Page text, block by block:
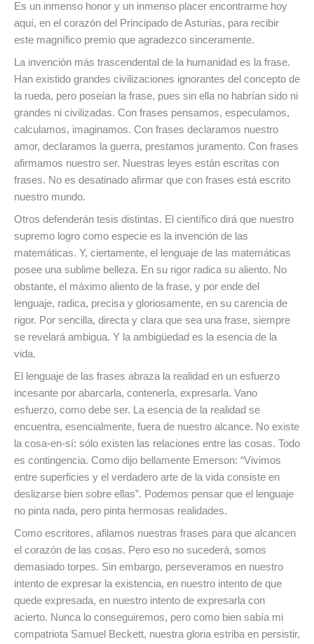
Es un inmenso honor y un inmenso placer encontrarme hoy
aquí, en el corazón del Principado de Asturias, para recibir
este magnífico premio que agradezco sinceramente.
La invención más trascendental de la humanidad es la frase.
Han existido grandes civilizaciones ignorantes del concepto de
la rueda, pero poseían la frase, pues sin ella no habrían sido ni
grandes ni civilizadas. Con frases pensamos, especulamos,
calculamos, imaginamos. Con frases declaramos nuestro
amor, declaramos la guerra, prestamos juramento. Con frases
afirmamos nuestro ser. Nuestras leyes están escritas con
frases. No es desatinado afirmar que con frases está escrito
nuestro mundo.
Otros defenderán tesis distintas. El científico dirá que nuestro
supremo logro como especie es la invención de las
matemáticas. Y, ciertamente, el lenguaje de las matemáticas
posee una sublime belleza. En su rigor radica su aliento. No
obstante, el máximo aliento de la frase, y por ende del
lenguaje, radica, precisa y gloriosamente, en su carencia de
rigor. Por sencilla, directa y clara que sea una frase, siempre
se revelará ambigua. Y la ambigüedad es la esencia de la
vida.
El lenguaje de las frases abraza la realidad en un esfuerzo
incesante por abarcarla, contenerla, expresarla. Vano
esfuerzo, como debe ser. La esencia de la realidad se
encuentra, esencialmente, fuera de nuestro alcance. No existe
la cosa-en-sí: sólo existen las relaciones entre las cosas. Todo
es contingencia. Como dijo bellamente Emerson: “Vivimos
entre superficies y el verdadero arte de la vida consiste en
deslizarse bien sobre ellas”. Podemos pensar que el lenguaje
no pinta nada, pero pinta hermosas realidades.
Como escritores, afilamos nuestras frases para que alcancen
el corazón de las cosas. Pero eso no sucederá, somos
demasiado torpes. Sin embargo, perseveramos en nuestro
intento de expresar la existencia, en nuestro intento de que
quede expresada, en nuestro intento de expresarla con
acierto. Nunca lo conseguiremos, pero como bien sabía mi
compatriota Samuel Beckett, nuestra gloria estriba en persistir,